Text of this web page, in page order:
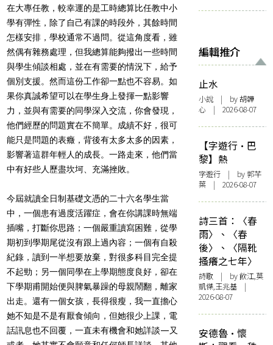
在大專任教，較幸運的是工時總算比任教中小
學有彈性，除了自己有課的時段外，其餘時間
怎樣安排，學校通常不過問。從這角度看，雖
然偶有雜務處理，但我總算能夠撥出一些時間
與學生傾談相處，並在有需要的情況下，給予
個別支援。然而這份工作卻一點也不容易。如
果你真誠希望可以在學生身上發揮一點影響
力，並與有需要的同學深入交流，你會發現，
他們經歷的問題實在不簡單。成績不好，很可
能只是問題的表癥，背後有太多太多的因素，
影響著這群年輕人的成長。一路走來，他們當
中有好些人歷盡坎坷、充滿挫敗。
今屆就讀全日制基礎文憑的二十六名學生當
中，一個患有過度活躍症，會在你講課時無端
插嘴，打斷你思路；一個嚴重讀寫困難，從學
期初到學期尾從沒有跟上過內容；一個有自殺
紀錄，讀到一半想要放棄，對很多科目完全提
不起勁；另一個同學在上學期態度良好，卻在
下學期甫開始便與脾氣暴躁的母親鬧翻，離家
出走。還有一個女孩，長得很瘦，我一直擔心
她不知是不是有厭食傾向，但她很少上課，電
話訊息也不回覆，一直未有機會和她詳談—又
編輯推介
止水
小說 | by 胡韡
心 | 2026-08-07
【字遊行·巴
黎】熱
字遊行 | by 郭芊
葉 | 2026-08-07
詩三首：〈春
雨〉、〈春
後〉、〈隔靴
搔癢之七年〉
詩歌 | by 飲江,莫
凱傑,王兆基 |
2026-08-07
安德魯·懷